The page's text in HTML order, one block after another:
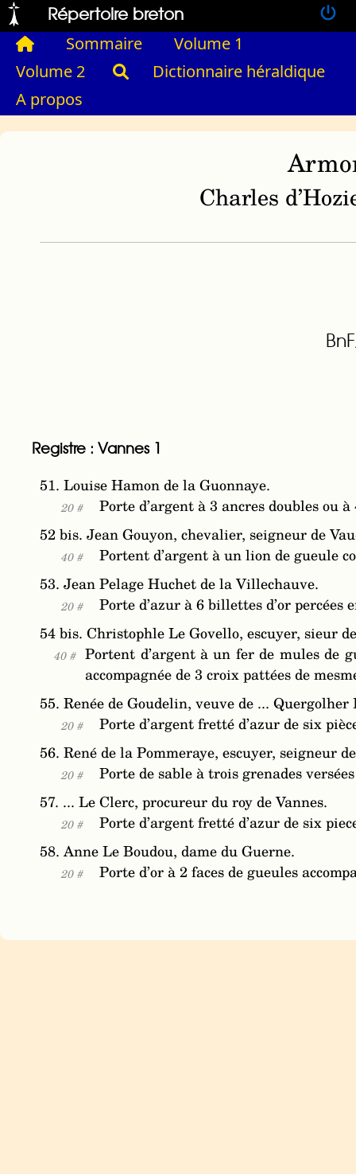
Répertoire breton
Sommaire
Volume 1
Volume 2
Dictionnaire héraldique
A propos
Charles
Registre : Vannes 1
51. Louise Hamon de la Guonnaye.
20 #
Porte d’argent à 3 ancres doubles ou
52 bis. Jean Gouyon, chevalier, seigneur de
40 #
Portent d’argent à un lion de gueule
53. Jean Pelage Huchet de la Villechauve.
20 #
Porte d’azur à 6 billettes d’or percées
54 bis. Christophle Le Govello, escuyer, sieur
40 # Portent d’argent à un fer de mules de
accompagnée de 3 croix pattées de
55. Renée de Goudelin, veuve de ... Quergolher
20 #
Porte d’argent fretté d’azur de six
56. René de la Pommeraye, escuyer, seigneur
20 #
Porte de sable à trois grenades
57. ... Le Clerc, procureur du roy de Vannes.
20 #
Porte d’argent fretté d’azur de six
58. Anne Le Boudou, dame du Guerne.
20 # Porte d’or à 2 faces de gueules